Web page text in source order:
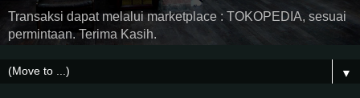
Transaksi dapat melalui marketplace : TOKOPEDIA, sesuai
permintaan. Terima Kasih.
▼